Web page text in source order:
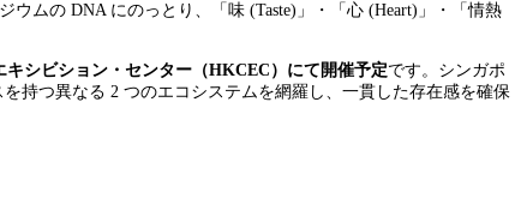
ムの DNA にのっとり、「味 (Taste)」・「心 (Heart)」・「情熱
キシビション・センター（HKCEC ）にて開催予定です。シンガポ
持つ異なる 2 つのエコシステムを網羅し、一貫した存在感を確保